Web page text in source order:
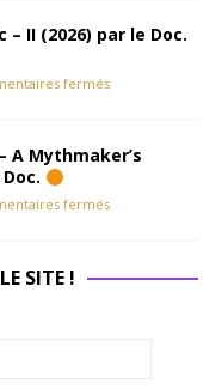
– II (2026) par le Doc.
fermés
A Mythmaker’s
fermés
SITE !